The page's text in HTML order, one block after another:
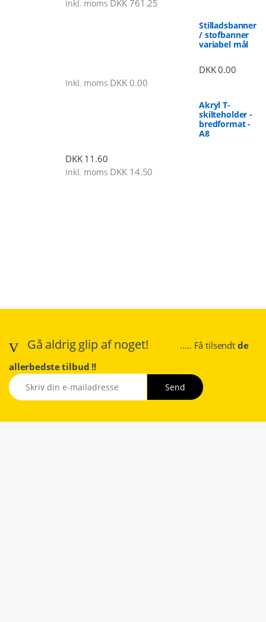
Inkl. moms DKK 761.25
Stilladsbanner
/ stofbanner
variabel mål
DKK0.00
Inkl. moms DKK 0.00
Akryl T-
skilteholder -
bredformat -
A8
DKK11.60
Inkl. moms DKK 14.50
Gå aldrig glip af noget! ..... Få tilsendt de
allerbedste tilbud !!